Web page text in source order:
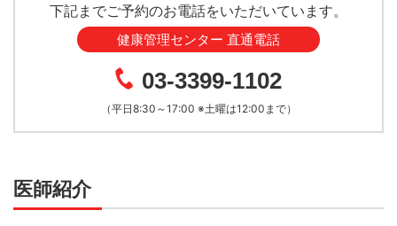
下記までご予約のお電話をいただいています。
健康管理センター 直通電話
03-3399-1102
（平日8:30～17:00 ※土曜は12:00まで）
医師紹介